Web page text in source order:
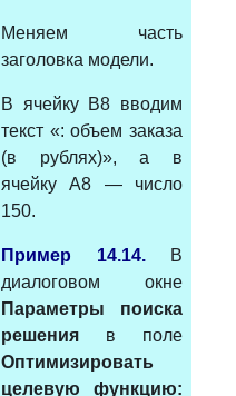
Меняем часть
заголовка модели.
В ячейку B8 вводим
текст «: объем заказа
(в рублях)», а в
ячейку A8 — число
150.
Пример 14.14.
В
диалоговом окне
Параметры поиска
решения в поле
Оптимизиро­вать
целевую функцию: